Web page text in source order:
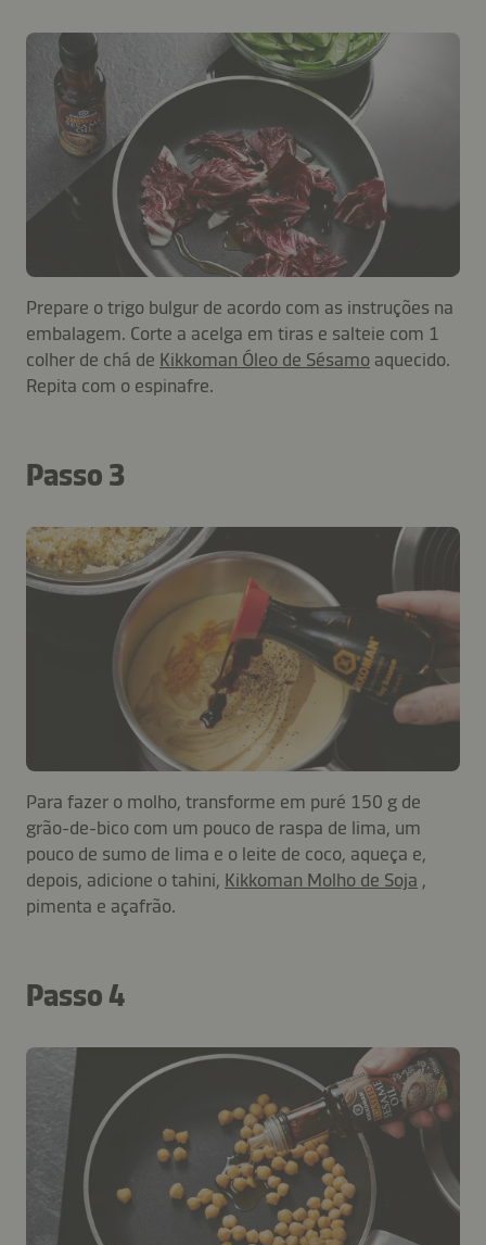
Prepare o trigo bulgur de acordo com as instruções na
embalagem. Corte a acelga em tiras e salteie com 1
colher de chá de Kikkoman Óleo de Sésamo aquecido.
Repita com o espinafre.
Passo 3
Para fazer o molho, transforme em puré 150 g de
grão-de-bico com um pouco de raspa de lima, um
pouco de sumo de lima e o leite de coco, aqueça e,
depois, adicione o tahini, Kikkoman Molho de Soja ,
pimenta e açafrão.
Passo 4